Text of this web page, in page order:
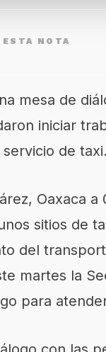
NOTA
mesa de
iniciar
de taxi.
Oaxaca
sitios de
del
martes la
para